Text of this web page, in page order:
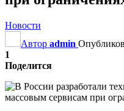
Новости
Автор admin
1
Поделится